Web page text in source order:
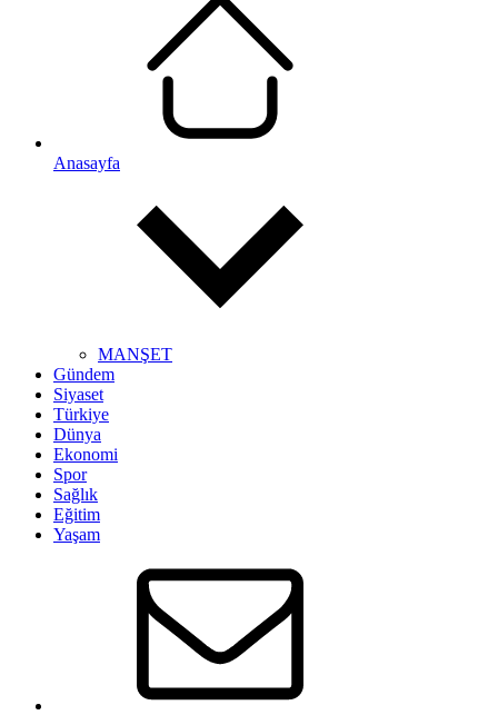
Anasayfa
MANŞET
Gündem
Siyaset
Türkiye
Dünya
Ekonomi
Spor
Sağlık
Eğitim
Yaşam